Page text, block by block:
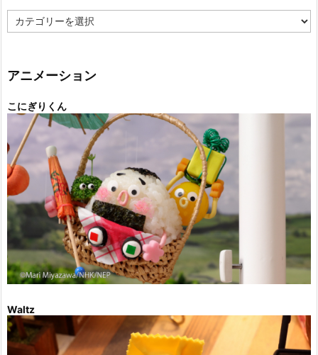
テ
ー
アニメーション
こにぎりくん
Waltz